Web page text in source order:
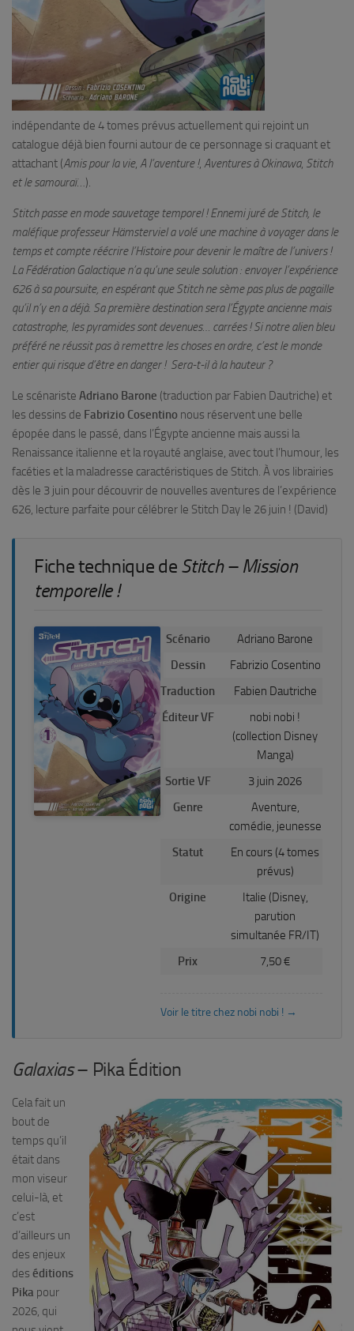
indépendante de 4 tomes prévus actuellement qui rejoint un
catalogue déjà bien fourni autour de ce personnage si craquant et
attachant (Amis pour la vie, A l’aventure !, Aventures à Okinawa, Stitch
et le samouraï…).
Stitch passe en mode sauvetage temporel ! Ennemi juré de Stitch, le
maléfique professeur Hämsterviel a volé une machine à voyager dans le
temps et compte réécrire l’Histoire pour devenir le maître de l’univers !
La Fédération Galactique n’a qu’une seule solution : envoyer l’expérience
626 à sa poursuite, en espérant que Stitch ne sème pas plus de pagaille
qu’il n’y en a déjà. Sa première destination sera l’Égypte ancienne mais
catastrophe, les pyramides sont devenues… carrées ! Si notre alien bleu
préféré ne réussit pas à remettre les choses en ordre, c’est le monde
entier qui risque d’être en danger ! Sera-t-il à la hauteur ?
Le scénariste Adriano Barone (traduction par Fabien Dautriche) et
les dessins de Fabrizio Cosentino nous réservent une belle
épopée dans le passé, dans l’Égypte ancienne mais aussi la
Renaissance italienne et la royauté anglaise, avec tout l’humour, les
facéties et la maladresse caractéristiques de Stitch. À vos librairies
dès le 3 juin pour découvrir de nouvelles aventures de l’expérience
626, lecture parfaite pour célébrer le Stitch Day le 26 juin ! (David)
Fiche technique de Stitch – Mission
temporelle !
Scénario
Adriano Barone
Dessin
Fabrizio Cosentino
Traduction
Fabien Dautriche
Éditeur VF
nobi nobi !
(collection Disney
Manga)
Sortie VF
3 juin 2026
Genre
Aventure,
comédie, jeunesse
Statut
En cours (4 tomes
prévus)
Origine
Italie (Disney,
parution
simultanée FR/IT)
Prix
7,50 €
Voir le titre chez nobi nobi ! →
Galaxias– Pika Édition
Cela fait un
bout de
temps qu’il
était dans
mon viseur
celui-là, et
c’est
d’ailleurs un
des enjeux
des éditions
Pika pour
2026, qui